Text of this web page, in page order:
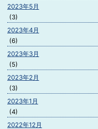
2023年5月
(3)
2023年4月
(6)
2023年3月
(5)
2023年2月
(3)
2023年1月
(4)
2022年12月